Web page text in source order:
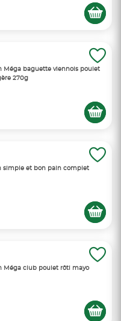
Méga baguette viennois poulet
270g
simple et bon pain complet
Méga club poulet rôti mayo